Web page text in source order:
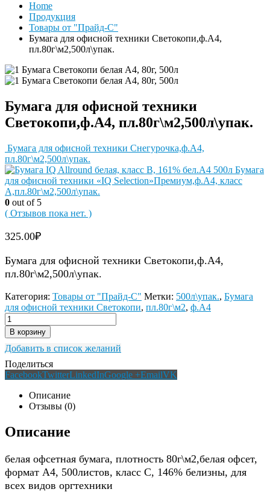
Home
Продукция
Товары от "Прайд-С"
Бумага для офисной техники Светокопи,ф.А4,
пл.80г\м2,500л\упак.
Бумага для офисной техники
Светокопи,ф.А4, пл.80г\м2,500л\упак.
Бумага для офисной техники Снегурочка,ф.А4,
пл.80г\м2,500л\упак.
Бумага
для офисной техники «IQ Selection»Премиум,ф.А4, класс
А,пл.80г\м2,500л\упак.
0 out of 5
( Отзывов пока нет. )
325.00₽
Бумага для офисной техники Светокопи,ф.А4,
пл.80г\м2,500л\упак.
Категория: Товары от "Прайд-С" Метки: 500л\упак., Бумага
для офисной техники Светокопи, пл.80г\м2, ф.А4
В корзину
Добавить в список желаний
Поделиться
FacebookTwitterLinkedInGoogle +EmailVK
Описание
Отзывы (0)
Описание
белая офсетная бумага, плотность 80г\м2,белая офсет,
формат А4, 500листов, класс С, 146% белизны, для
всех видов оргтехники